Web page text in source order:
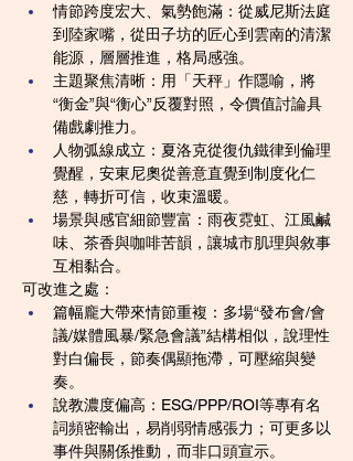
情節跨度宏大、氣勢飽滿：從威尼斯法庭
到陸家嘴，從田子坊的匠心到雲南的清潔
能源，層層推進，格局感強。
主題聚焦清晰：用「天秤」作隱喻，將
“衡金”與“衡心”反覆對照，令價值討論具
備戲劇推力。
人物弧線成立：夏洛克從復仇鐵律到倫理
覺醒，安東尼奧從善意直覺到制度化仁
慈，轉折可信，收束溫暖。
場景與感官細節豐富：雨夜霓虹、江風鹹
味、茶香與咖啡苦韻，讓城市肌理與敘事
互相黏合。
可改進之處：
篇幅龐大帶來情節重複：多場“發布會/會
議/媒體風暴/緊急會議”結構相似，說理性
對白偏長，節奏偶顯拖滯，可壓縮與變
奏。
說教濃度偏高：ESG/PPP/ROI等專有名
詞頻密輸出，易削弱情感張力；可更多以
事件與關係推動，而非口頭宣示。